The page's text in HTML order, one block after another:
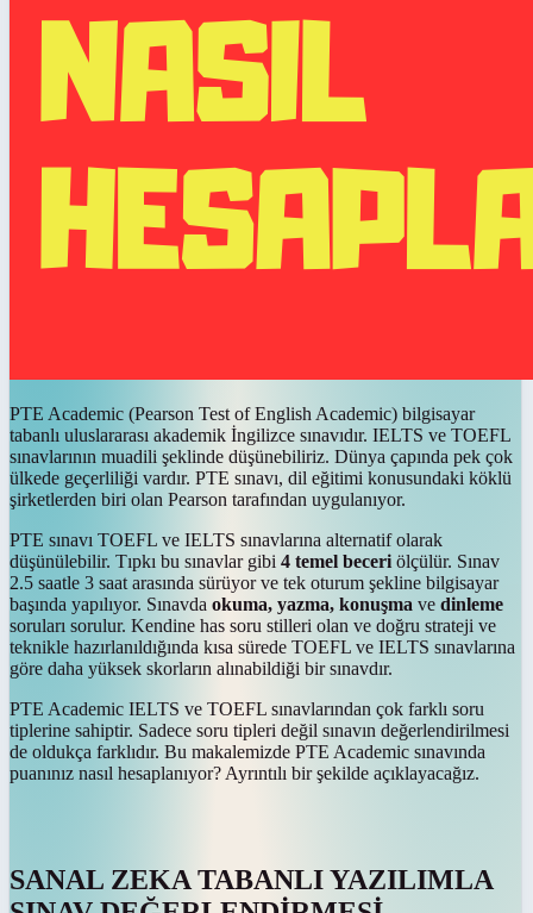
PTE Academic (Pearson Test of English Academic) bilgisayar
tabanlı uluslararası akademik İngilizce sınavıdır. IELTS ve TOEFL
sınavlarının muadili şeklinde düşünebiliriz. Dünya çapında pek çok
ülkede geçerliliği vardır. PTE sınavı, dil eğitimi konusundaki köklü
şirketlerden biri olan Pearson tarafından uygulanıyor.
PTE sınavı TOEFL ve IELTS sınavlarına alternatif olarak
düşünülebilir. Tıpkı bu sınavlar gibi 4 temel beceri ölçülür. Sınav
2.5 saatle 3 saat arasında sürüyor ve tek oturum şekline bilgisayar
başında yapılıyor. Sınavda okuma, yazma, konuşma ve dinleme
soruları sorulur. Kendine has soru stilleri olan ve doğru strateji ve
teknikle hazırlanıldığında kısa sürede TOEFL ve IELTS sınavlarına
göre daha yüksek skorların alınabildiği bir sınavdır.
PTE Academic IELTS ve TOEFL sınavlarından çok farklı soru
tiplerine sahiptir. Sadece soru tipleri değil sınavın değerlendirilmesi
de oldukça farklıdır. Bu makalemizde PTE Academic sınavında
puanınız nasıl hesaplanıyor? Ayrıntılı bir şekilde açıklayacağız.
SANAL ZEKA TABANLI YAZILIMLA